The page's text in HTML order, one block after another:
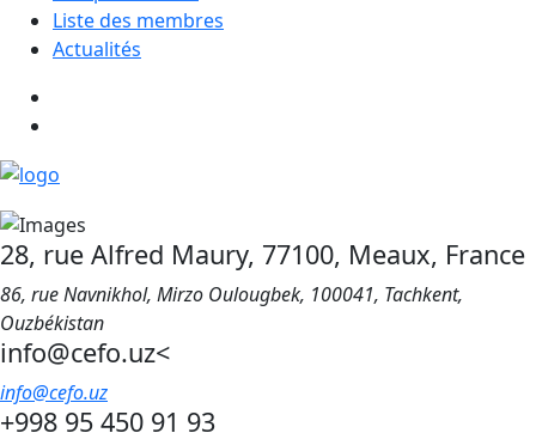
Liste des membres
Actualités
28, rue Alfred Maury, 77100, Meaux, France
86, rue Navnikhol, Mirzo Oulougbek, 100041, Tachkent,
Ouzbékistan
info@cefo.uz<
info@cefo.uz
+998 95 450 91 93